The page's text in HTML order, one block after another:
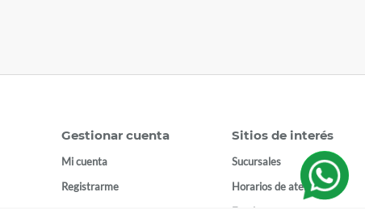
Gestionar cuenta
Mi cuenta
Registrarme
Sitios de interés
Sucursales
Horarios de atención